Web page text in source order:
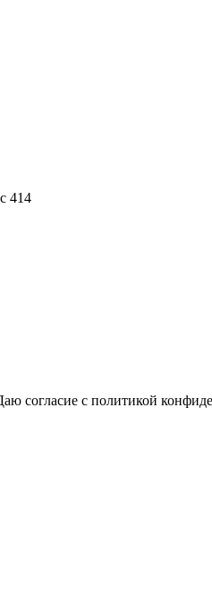
414
согласие с политикой